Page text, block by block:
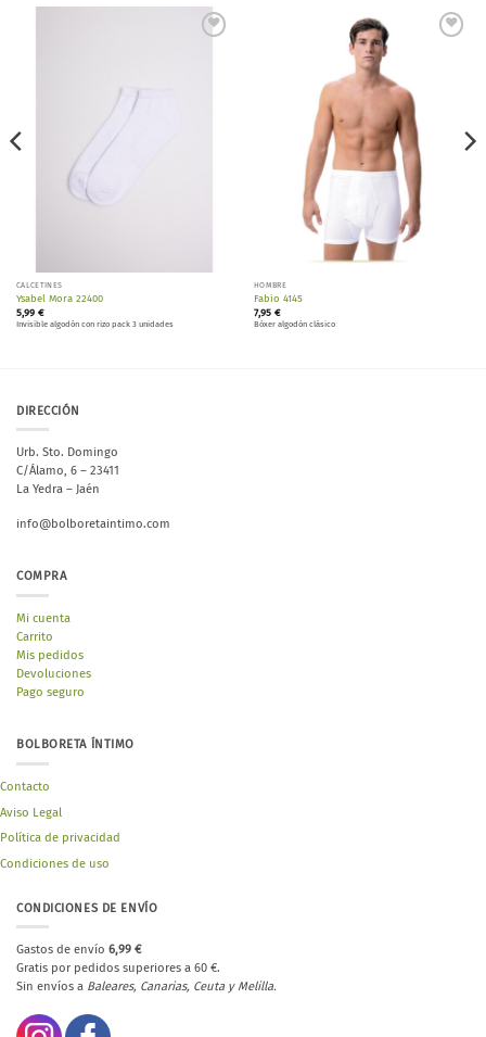
CALCETINES
Ysabel Mora 22400
5,99 €
Invisible algodón con rizo pack 3 unidades
HOMBRE
Fabio 4145
7,95 €
Bóxer algodón clásico
DIRECCIÓN
Urb. Sto. Domingo
C/Álamo, 6 – 23411
La Yedra – Jaén
info@bolboretaintimo.com
COMPRA
Mi cuenta
Carrito
Mis pedidos
Devoluciones
Pago seguro
BOLBORETA ÍNTIMO
Contacto
Aviso Legal
Política de privacidad
Condiciones de uso
CONDICIONES DE ENVÍO
Gastos de envío 6,99 €
Gratis por pedidos superiores a 60 €.
Sin envíos a Baleares, Canarias, Ceuta y Melilla.